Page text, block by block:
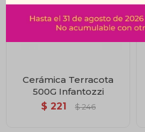
Cerámica Terracota
500G Infantozzi
$ 221 $ 246